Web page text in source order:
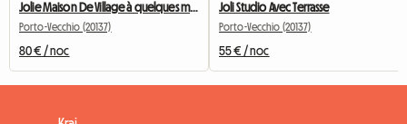
Jolie Maison De Village à quelques minutes de Porto Vecchio
Porto-Vecchio (20137)
80 € / noc
Joli Studio Avec Terrasse
Porto-Vecchio (20137)
55 € / noc